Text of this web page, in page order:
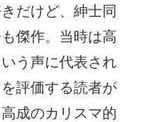
だけど、紳士同
傑作。当時は高
う声に代表され
評価する読者が
成のカリスマ的